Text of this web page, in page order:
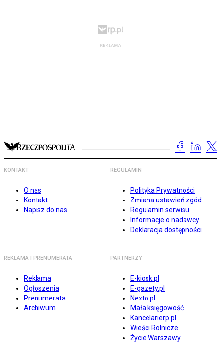
KONTAKT
O nas
Kontakt
Napisz do nas
REGULAMIN
Polityka Prywatności
Zmiana ustawień zgód
Regulamin serwisu
Informacje o nadawcy
Deklaracja dostępności
REKLAMA I PRENUMERATA
Reklama
Ogłoszenia
Prenumerata
Archiwum
PARTNERZY
E-kiosk.pl
E-gazety.pl
Nexto.pl
Mała księgowość
Kancelarierp.pl
Wieści Rolnicze
Życie Warszawy